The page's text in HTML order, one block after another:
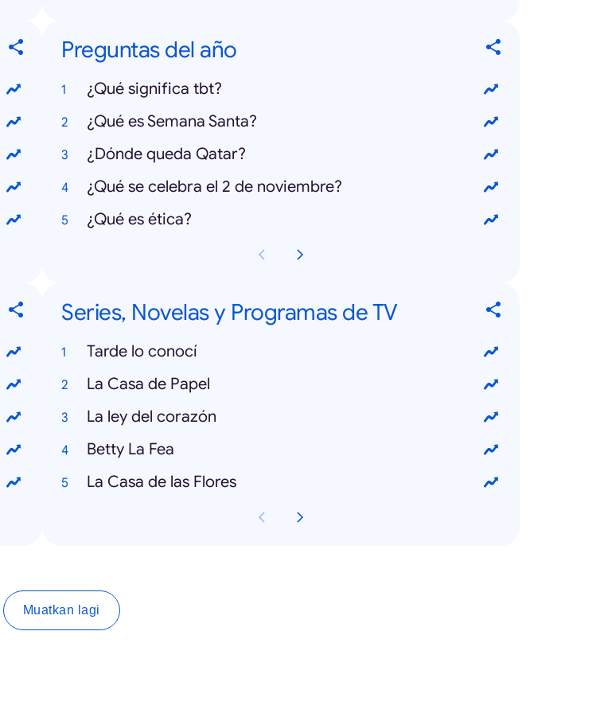
Preguntas del año
¿Qué significa tbt?
¿Qué es Semana Santa?
¿Dónde queda Qatar?
¿Qué se celebra el 2 de noviembre?
¿Qué es ética?
Series, Novelas y Programas de TV
Tarde lo conocí
La Casa de Papel
La ley del corazón
Betty La Fea
La Casa de las Flores
Muatkan lagi